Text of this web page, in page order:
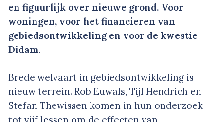
en figuurlijk over nieuwe grond. Voor
woningen, voor het financieren van
gebiedsontwikkeling en voor de kwestie
Didam.
Brede welvaart in gebiedsontwikkeling is
nieuw terrein. Rob Euwals, Tijl Hendrich en
Stefan Thewissen komen in hun onderzoek
tot vijf lessen om de effecten van